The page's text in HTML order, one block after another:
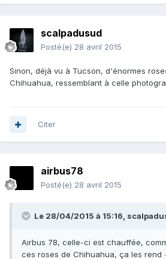
scalpadusud
Posté(e) 28 avril 2015
Sinon, déjà vu à Tucson, d'énormes
Chihuahua, ressemblant à celle
Citer
airbus78
Posté(e) 28 avril 2015
Le 28/04/2015 à 15:16,
Airbus 78, celle-ci est chauffée,
ces roses de Chihuahua, ça les rend